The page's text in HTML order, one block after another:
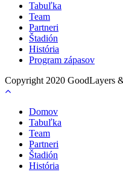
Tabuľka
Team
Partneri
Štadión
História
Program zápasov
Copyright 2020 GoodLayers
Domov
Tabuľka
Team
Partneri
Štadión
História